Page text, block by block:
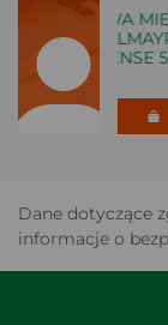
KAWA
DALLMAYR
INTENSE
Dane dotyczące
informacje o